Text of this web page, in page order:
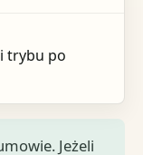
trybu po
Jeżeli